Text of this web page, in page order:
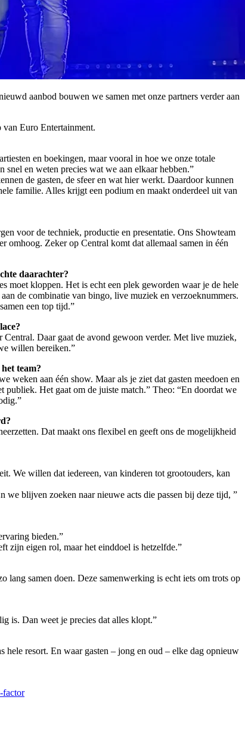
aanbod bouwen we samen met onze partners verder aan
Euro Entertainment.
en boekingen, maar vooral in hoe we onze totale
en weten precies wat we aan elkaar hebben.”
de gasten, de sfeer en wat hier werkt. Daardoor kunnen
familie. Alles krijgt een podium en maakt onderdeel uit van
voor de techniek, productie en presentatie. Ons Showteam
omhoog. Zeker op Central komt dat allemaal samen in één
daarachter?
moet kloppen. Het is echt een plek geworden waar je de hele
de combinatie van bingo, live muziek en verzoeknummers.
een top tijd.”
Central. Daar gaat de avond gewoon verder. Met live muziek,
willen bereiken.”
team?
aan één show. Maar als je ziet dat gasten meedoen en
publiek. Het gaat om de juiste match.” Theo: “En doordat we
Dat maakt ons flexibel en geeft ons de mogelijkheid
We willen dat iedereen, van kinderen tot grootouders, kan
we blijven zoeken naar nieuwe acts die passen bij deze tijd, ”
bieden.”
zijn eigen rol, maar het einddoel is hetzelfde.”
lang samen doen. Deze samenwerking is echt iets om trots op
is. Dan weet je precies dat alles klopt.”
resort. En waar gasten – jong en oud – elke dag opnieuw
factor